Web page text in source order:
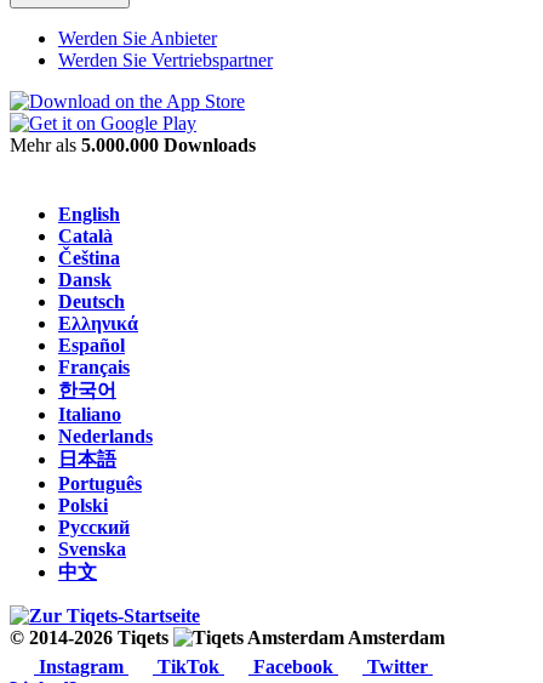
Werden Sie Anbieter
Werden Sie Vertriebspartner
Mehr als 5.000.000 Downloads
English
Català
Čeština
Dansk
Deutsch
Ελληνικά
Español
Français
한국어
Italiano
Nederlands
日本語
Português
Polski
Русский
Svenska
中文
© 2014-2026 Tiqets
Amsterdam
Instagram
TikTok Facebook
Twitter